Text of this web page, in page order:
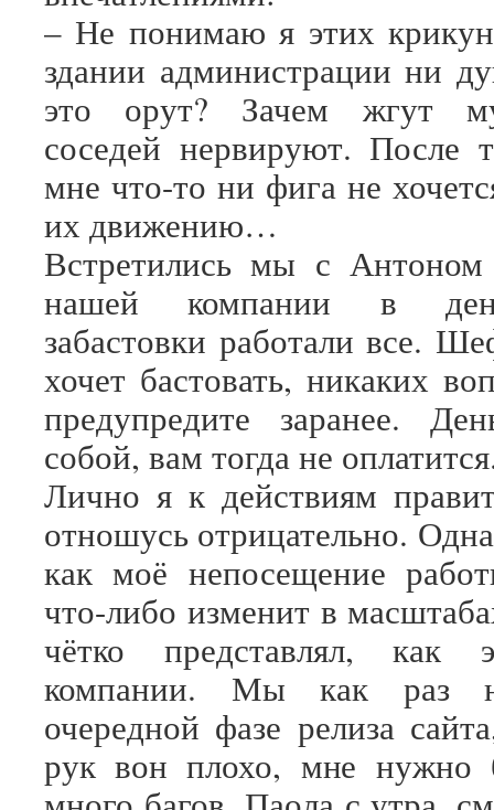
– Не понимаю я этих
здании администрации ни
это орут? Зачем жгут
соседей нервируют. После
мне что-то ни фига не
их движению…
Встретились мы с
нашей компании в
забастовки работали все.
хочет бастовать, никаких
предупредите заранее.
собой, вам тогда не
Лично я к действиям
отношусь отрицательно.
как моё непосещение
что-либо изменит в
чётко представлял, как
компании. Мы как раз
очередной фазе релиза
рук вон плохо, мне нужно